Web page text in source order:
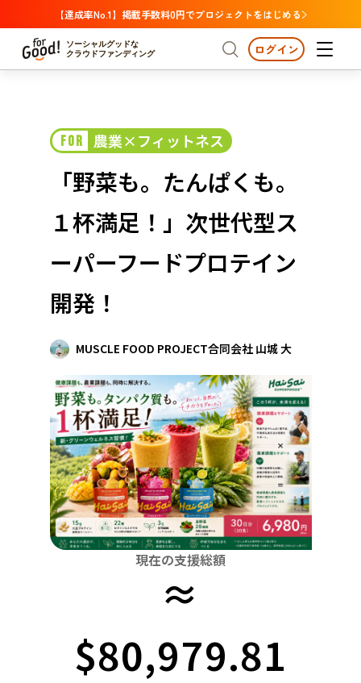
【達成率No.1】掲載手数料0円でプロジェクトをはじめる
ソーシャルグッドな
クラウドファンディング
プロジェクトからさがす 注目
カテゴリーからさがす 国際協力
人権・マイノリティ
近畿
中国
四国
九州・沖縄
注目 新着
支援金額が多い
支援人数が多い
終了日が近い
カテゴリーからさがす
国際協力 医療・福祉
子ども・教育
環境・エシカル
人権・マイノリティ
社会貢献
地域からさがす
北海道 青森 岩手 宮城 秋田 山形
栃木 群馬 埼玉 千葉 東京
新潟 富山 石川 福井 山梨 長野
三重 滋賀 京都 大阪 兵庫 奈良
鳥取 島根 岡山 広島 山口
ログイン
FOR 農業×フィットネス
「野菜も。たんぱくも。
１杯満足！」次世代型ス
ーパーフードプロテイン
開発！
MUSCLE FOOD PROJECT合同会社 山城 大
現在の支援総額
≈
$80,979.81